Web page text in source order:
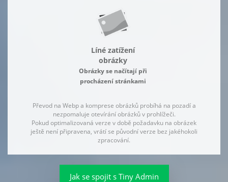
Líné zatížení
obrázky
Obrázky se načítají při
procházení stránkami
Převod na Webp a komprese obrázků probíhá na pozadí a
nezpomaluje otevírání obrázků v prohlížeči.
Pokud optimalizovaná verze v době požadavku na obrázek
ještě není připravena, vrátí se původní verze bez jakéhokoli
zpracování.
Jak se spojit s Tiny Admin